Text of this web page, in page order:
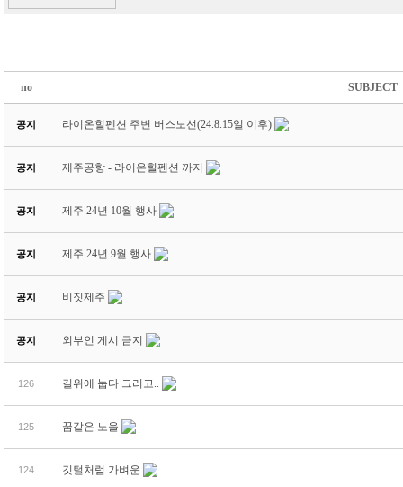
no SUBJECT
공지 라이온힐펜션 주변 버스노선(24.8.15일 이후)
공지 제주공항 - 라이온힐펜션 까지
공지 제주 24년 10월 행사
공지 제주 24년 9월 행사
공지 비짓제주
공지 외부인 게시 금지
126 길위에 눕다 그리고..
125 꿈같은 노을
124 깃털처럼 가벼운